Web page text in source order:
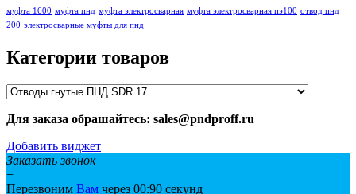
муфта 1600 муфта пнд муфта электросварная муфта электросварная пэ100 отвод пнд
200 электросварные муфты для пнд
Категории товаров
Для заказа обрашайтесь: sales@pndproff.ru
Добавить виджет
Заказать звонок
+
Перезвоним Вам через 00:90 секунд